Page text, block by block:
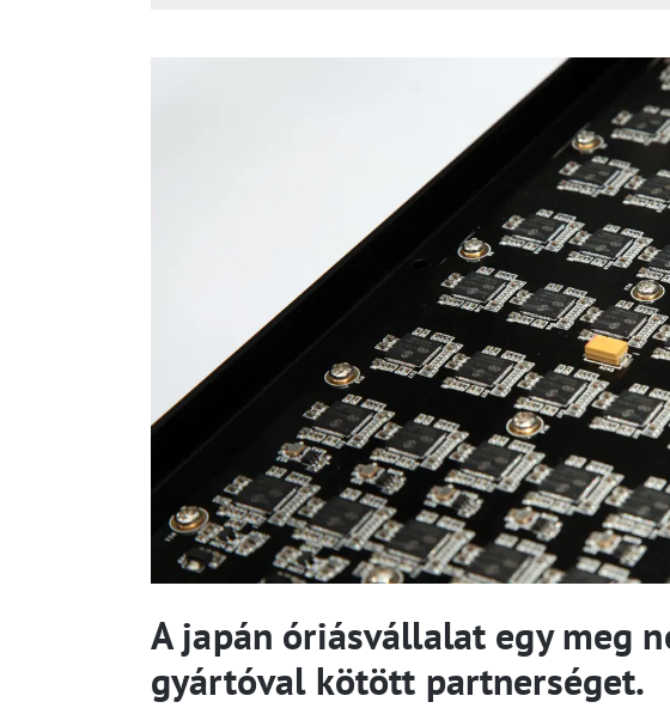
A japán óriásvállalat egy meg
gyártóval kötött partnerséget.